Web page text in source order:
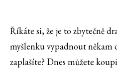
Říkáte si, že je to zbytečně
myšlenku vypadnout někam
zaplašíte? Dnes můžete